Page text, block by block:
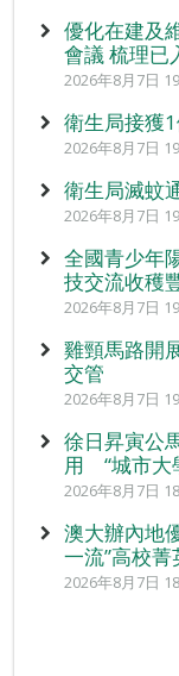
優化在建及
會議 梳理已
2026年8月7日
衛生局接獲
2026年8月7日
衛生局滅蚊
2026年8月7日
全國青少年
技交流收穫
2026年8月7日
雞頸馬路開
交管
2026年8月7日
徐日昇寅公
用 “城市大
2026年8月7日
澳大辦內地
一流”高校菁
2026年8月7日